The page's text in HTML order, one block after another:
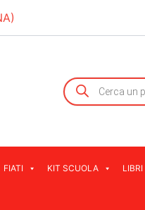
Products
search
FIATI KIT SCUOLA LIBRI